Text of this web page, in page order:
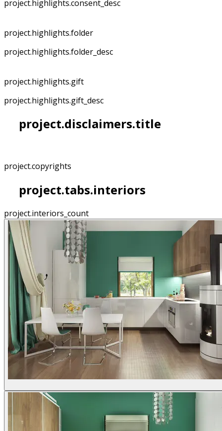
project.highlights.consent_desc
project.highlights.folder
project.highlights.folder_desc
project.highlights.gift
project.highlights.gift_desc
project.disclaimers.title
project.copyrights
project.tabs.interiors
project.interiors_count